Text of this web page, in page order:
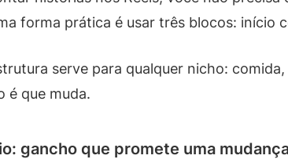
forma prática é usar três blocos: início
serve para qualquer nicho:
é que muda.
gancho que promete uma